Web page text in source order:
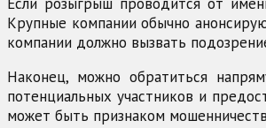
Крупные компании обычно
компании должно вызвать
Наконец, можно обратиться
потенциальных участников и
может быть признаком